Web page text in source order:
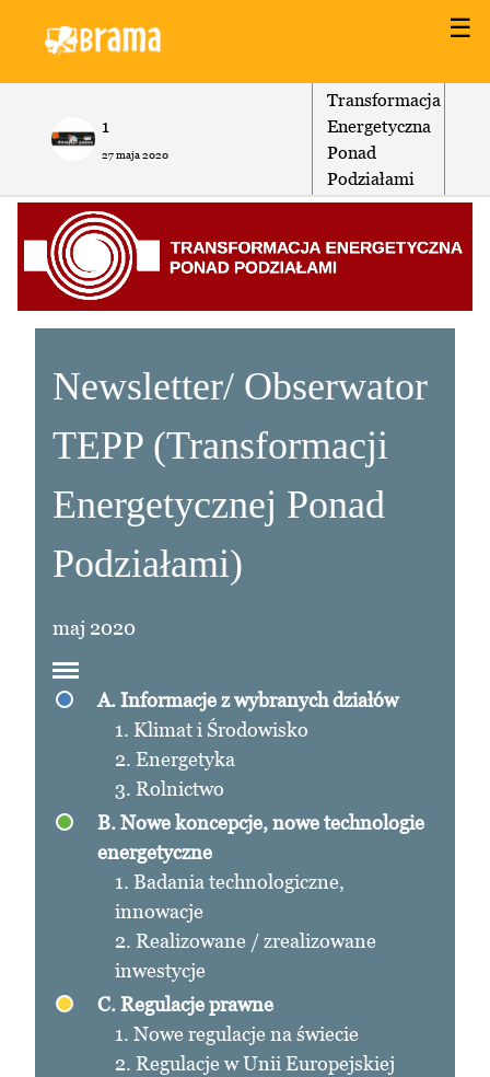
☰
1
27 maja 2020
Transformacja
Energetyczna
Ponad
Podziałami
Newsletter/ Obserwator
TEPP (Transformacji
Energetycznej Ponad
Podziałami)
maj 2020
A. Informacje z wybranych działów
1. Klimat i Środowisko
2. Energetyka
3. Rolnictwo
B. Nowe koncepcje, nowe technologie
energetyczne
1. Badania technologiczne,
innowacje
2. Realizowane / zrealizowane
inwestycje
C. Regulacje prawne
1. Nowe regulacje na świecie
2. Regulacje w Unii Europejskiej